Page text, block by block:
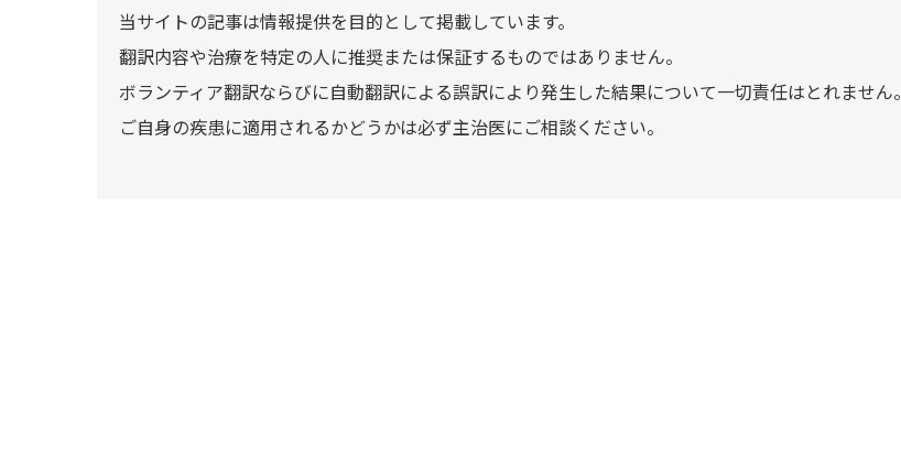
当サイトの記事は情報提供を目的として掲載しています。
翻訳内容や治療を特定の人に推奨または保証するものではありません。
ボランティア翻訳ならびに自動翻訳による誤訳により発生した結果について一切責任はとれません。
ご自身の疾患に適用されるかどうかは必ず主治医にご相談ください。